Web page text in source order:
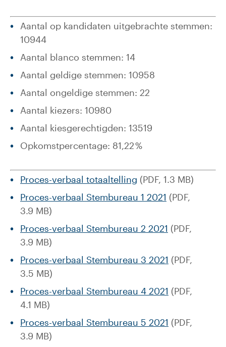
Aantal op kandidaten uitgebrachte stemmen:
10944
Aantal blanco stemmen: 14
Aantal geldige stemmen: 10958
Aantal ongeldige stemmen: 22
Aantal kiezers: 10980
Aantal kiesgerechtigden: 13519
Opkomstpercentage: 81,22 %
Proces-verbaal totaaltelling (PDF, 1.3 MB)
Proces-verbaal Stembureau 1 2021 (PDF,
3.9 MB)
Proces-verbaal Stembureau 2 2021 (PDF,
3.9 MB)
Proces-verbaal Stembureau 3 2021 (PDF,
3.5 MB)
Proces-verbaal Stembureau 4 2021 (PDF,
4.1 MB)
Proces-verbaal Stembureau 5 2021 (PDF,
3.9 MB)